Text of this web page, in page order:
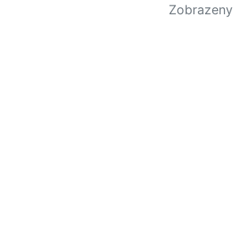
Zobrazeny